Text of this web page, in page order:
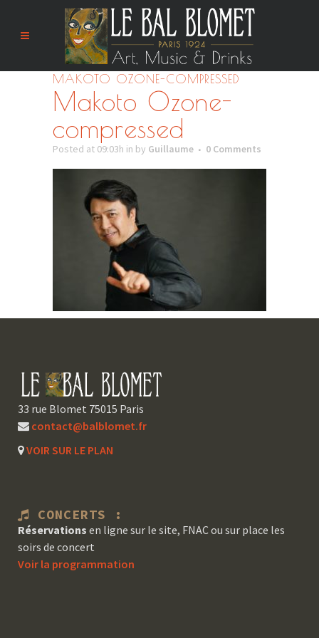
MAKOTO OZONE-COMPRESSED
Makoto Ozone-
compressed
Posted at 09:03h in by Guillaume 0 Comments
33 rue Blomet 75015 Paris
contact@balblomet.fr
VOIR SUR LE PLAN
CONCERTS :
Réservations en ligne sur le site, FNAC ou sur place les
soirs de concert
Voir la programmation